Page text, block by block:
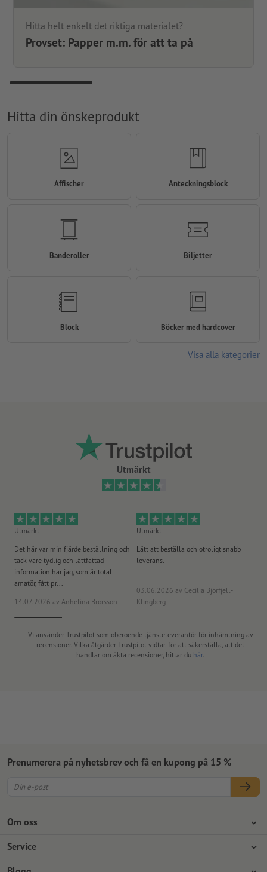
Hitta helt enkelt det riktiga materialet?
Provset: Papper m.m. för att ta på
Utmärkt
Utmärkt
Det här var min fjärde beställning och
tack vare tydlig och lättfattad
information har jag, som är total
amatör, fått pr...
14.07.2026 av Anhelina Brorsson
Utmärkt
Lätt att beställa och otroligt snabb
leverans.
03.06.2026 av Cecilia Björfjell-
Klingberg
Vi använder Trustpilot som oberoende tjänsteleverantör för inhämtning av
recensioner. Vilka åtgärder Trustpilot vidtar, för att säkerställa, att det
handlar om äkta recensioner, hittar du här.
Hitta din önskeprodukt
Affischer Anteckningsblock
Banderoller Biljetter
Block Böcker med hardcover
Visa alla kategorier
Om oss
Företag
Service
Betalningsalternativ
Prenumerera på nyhetsbrev och få en kupong på 15 %